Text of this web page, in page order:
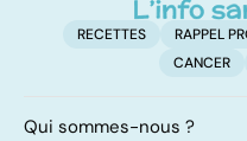
RECETTES RAPPEL
CANCER
Qui sommes-nous ?